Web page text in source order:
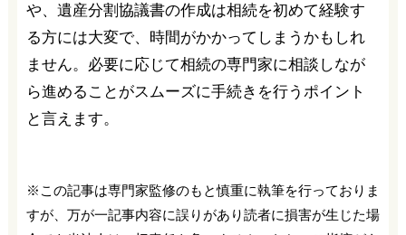
や、遺産分割協議書の作成は相続を初めて経験す
る方には大変で、時間がかかってしまうかもしれ
ません。必要に応じて相続の専門家に相談しなが
ら進めることがスムーズに手続きを行うポイント
と言えます。
※この記事は専門家監修のもと慎重に執筆を行っておりま
すが、万が一記事内容に誤りがあり読者に損害が生じた場